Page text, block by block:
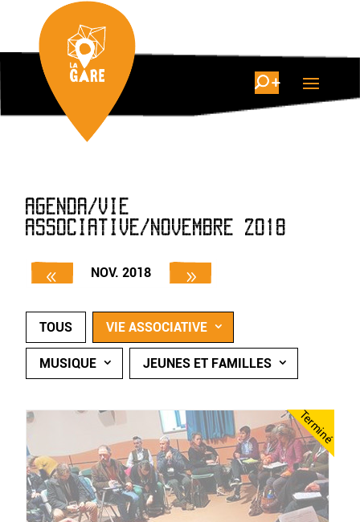
AGENDA/VIE
ASSOCIATIVE/NOVEMBRE 2018
NOV. 2018
TOUS VIE ASSOCIATIVE
MUSIQUE JEUNES ET FAMILLES
Terminé